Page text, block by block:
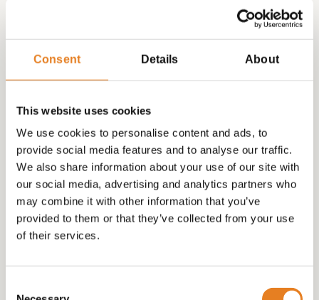
Consent Details About
This website uses cookies
We use cookies to personalise content and ads, to
provide social media features and to analyse our traffic.
We also share information about your use of our site with
our social media, advertising and analytics partners who
may combine it with other information that you’ve
provided to them or that they’ve collected from your use
of their services.
hapjes √ warme
hapjes √ desserts √
incl plateau en
opwarmpannen
€ 210.00